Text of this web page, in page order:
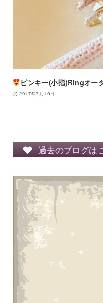
ピンキー(小指)Ringオー
2017年7月16日
過去のブログは